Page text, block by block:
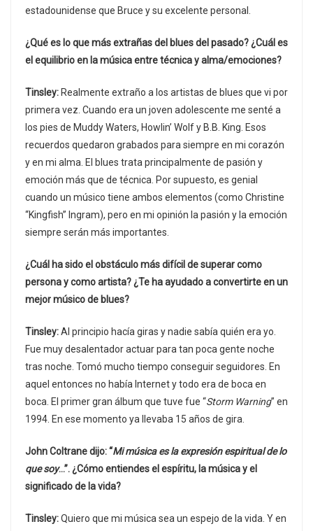
estadounidense que Bruce y su excelente personal.
¿Qué es lo que más extrañas del blues del pasado? ¿Cuál es
el equilibrio en la música entre técnica y alma/emociones?
Tinsley: Realmente extraño a los artistas de blues que vi por
primera vez. Cuando era un joven adolescente me senté a
los pies de Muddy Waters, Howlin’ Wolf y B.B. King. Esos
recuerdos quedaron grabados para siempre en mi corazón
y en mi alma. El blues trata principalmente de pasión y
emoción más que de técnica. Por supuesto, es genial
cuando un músico tiene ambos elementos (como Christine
“Kingfish” Ingram), pero en mi opinión la pasión y la emoción
siempre serán más importantes.
¿Cuál ha sido el obstáculo más difícil de superar como
persona y como artista? ¿Te ha ayudado a convertirte en un
mejor músico de blues?
Tinsley:Al principio hacía giras y nadie sabía quién era yo.
Fue muy desalentador actuar para tan poca gente noche
tras noche. Tomó mucho tiempo conseguir seguidores. En
aquel entonces no había Internet y todo era de boca en
boca. El primer gran álbum que tuve fue “Storm Warning” en
1994. En ese momento ya llevaba 15 años de gira.
John Coltrane dijo: “Mi música es la expresión espiritual de lo
que soy…”. ¿Cómo entiendes el espíritu, la música y el
significado de la vida?
Tinsley:Quiero que mi música sea un espejo de la vida. Y en